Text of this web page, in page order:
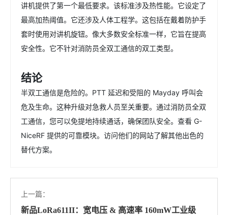
讲机提供了第一个最低要求。该标准涉及热性能。它设定了
最高加热阈值。它还涉及人体工程学。这包括在戴着防护手
套时使用对讲机旋钮。像大多数安全标准一样，它旨在提高
安全性。它不针对消防员全双工通信的双工类型。
结论
半双工通信是危险的。PTT 延迟和受阻的 Mayday 呼叫会
危及生命。这种升级对急救人员至关重要。通过消防员全双
工通信，您可以免提地持续通话，确保团队安全。查看 G-
NiceRF 提供的可靠模块。访问他们的网站了解其他出色的
替代方案。
上一篇：
新品LoRa611II：宽电压 & 高速率 160mW工业级